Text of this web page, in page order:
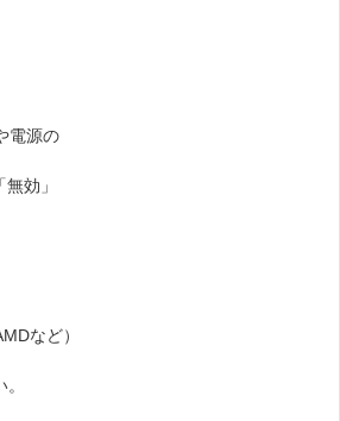
電源の
効」
など）